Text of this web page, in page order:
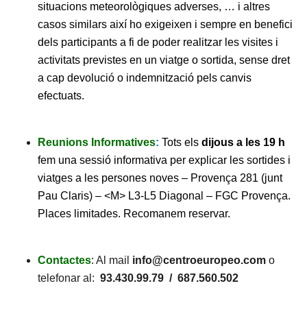
situacions meteorològiques adverses, … i altres
casos similars així ho exigeixen i sempre en benefici
dels participants a fi de poder realitzar les visites i
activitats previstes en un viatge o sortida, sense dret
a cap devolució o indemnització pels canvis
efectuats.
Reunions Informatives: Tots els dijous a les 19 h
fem una sessió informativa per explicar les sortides i
viatges a les persones noves – Provença 281 (junt
Pau Claris) – <M> L3-L5 Diagonal – FGC Provença.
Places limitades. Recomanem reservar.
Contactes: Al mail info@centroeuropeo.com o
telefonar al: 93.430.99.79 / 687.560.502